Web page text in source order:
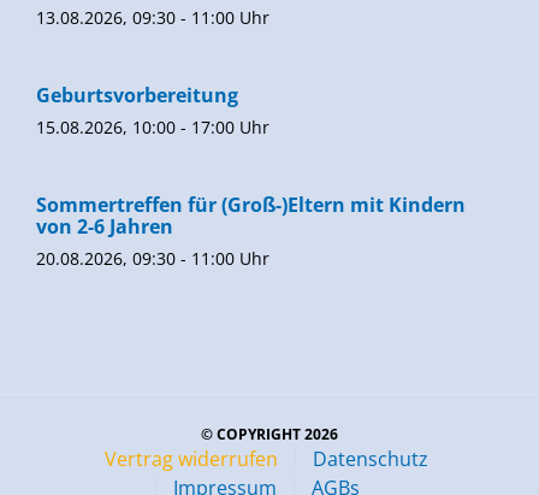
13.08.2026, 09:30 - 11:00 Uhr
Geburtsvorbereitung
15.08.2026, 10:00 - 17:00 Uhr
Sommertreffen für (Groß-)Eltern mit Kindern
von 2-6 Jahren
20.08.2026, 09:30 - 11:00 Uhr
© COPYRIGHT 2026
Vertrag widerrufen
Datenschutz
Impressum
AGBs